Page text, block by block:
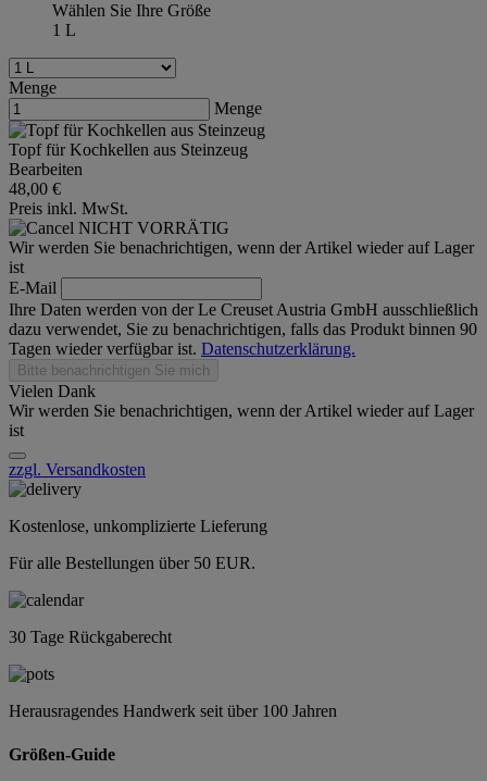
Wählen Sie Ihre Größe
1 L
Menge
Menge
Topf für Kochkellen aus Steinzeug
Bearbeiten
48,00 €
Preis inkl. MwSt.
NICHT VORRÄTIG
Wir werden Sie benachrichtigen, wenn der Artikel wieder auf Lager
ist
E-Mail
Ihre Daten werden von der Le Creuset Austria GmbH ausschließlich
dazu verwendet, Sie zu benachrichtigen, falls das Produkt binnen 90
Tagen wieder verfügbar ist. Datenschutzerklärung.
Bitte benachrichtigen Sie mich
Vielen Dank
Wir werden Sie benachrichtigen, wenn der Artikel wieder auf Lager
ist
zzgl. Versandkosten
Kostenlose, unkomplizierte Lieferung
Für alle Bestellungen über 50 EUR.
30 Tage Rückgaberecht
Herausragendes Handwerk seit über 100 Jahren
Größen-Guide